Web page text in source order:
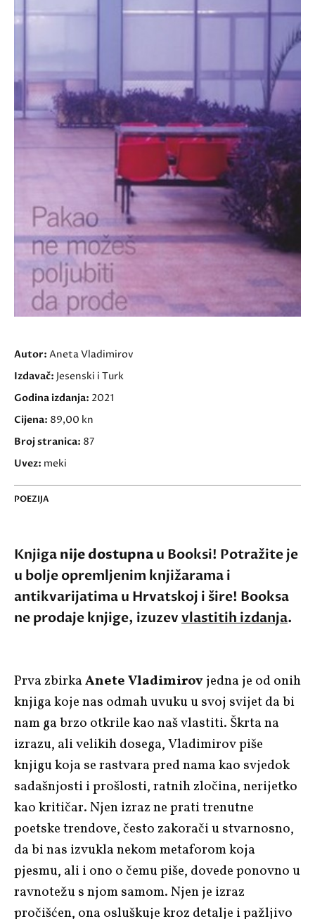
Autor: Aneta Vladimirov
Izdavač: Jesenski i Turk
Godina izdanja: 2021
Cijena: 89,00 kn
Broj stranica: 87
Uvez: meki
POEZIJA
Knjiganije dostupnau Booksi! Potražite je
u bolje opremljenim knjižarama i
antikvarijatima u Hrvatskoj i šire! Booksa
ne prodaje knjige, izuzevvlastitih izdanja.
Prva zbirkaAnete Vladimirovjedna je od onih
knjiga koje nas odmah uvuku u svoj svijet da bi
nam ga brzo otkrile kao naš vlastiti. Škrta na
izrazu, ali velikih dosega, Vladimirov piše
knjigu koja se rastvara pred nama kao svjedok
sadašnjosti i prošlosti, ratnih zločina, nerijetko
kao kritičar. Njen izraz ne prati trenutne
poetske trendove, često zakorači u stvarnosno,
da bi nas izvukla nekom metaforom koja
pjesmu, ali i ono o čemu piše, dovede ponovno u
ravnotežu s njom samom. Njen je izraz
pročišćen, ona osluškuje kroz detalje i pažljivo